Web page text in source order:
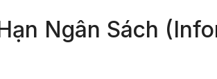
Ngân Sách